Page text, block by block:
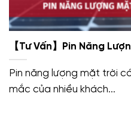
【Tư Vấn】Pin Năng
Pin năng lượng mặt trời
mắc của nhiều khách...